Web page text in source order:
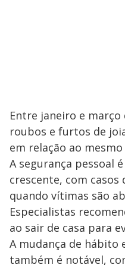
Entre janeiro e
roubos e furtos de
em relação ao
A segurança pessoal
crescente, com
quando vítimas são
Especialistas
ao sair de casa para
A mudança de hábito
também é notável,